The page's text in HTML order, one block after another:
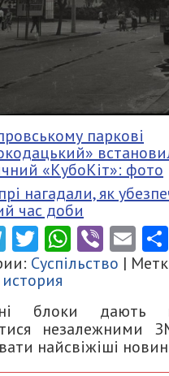
паркові
«КубоКіт»: фото
нагадали, як
час доби
Telegram
TwitterViber
Суспільство |
история
блоки дають
незалежними
найсвіжіші